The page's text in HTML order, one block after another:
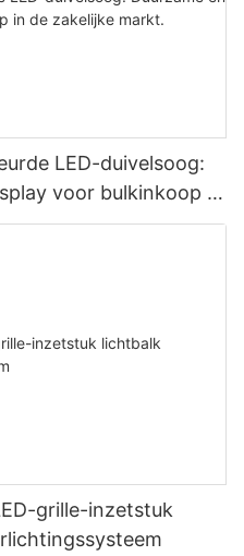
LED-duivelsoog:
voor bulkinkoop in
grille-inzetstuk